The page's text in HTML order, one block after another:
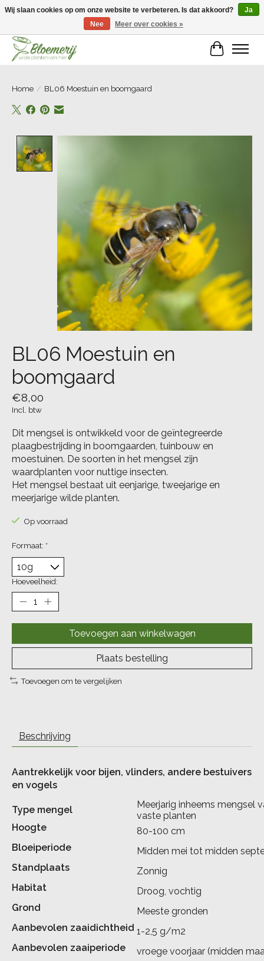
Home / BL06 Moestuin en boomgaard
BL06 Moestuin en
boomgaard
€8,00
Incl. btw
Dit mengsel is ontwikkeld voor de geïntegreerde
plaagbestrijding in boomgaarden, tuinbouw en
moestuinen. De soorten in het mengsel zijn
waardplanten voor nuttige insecten.
Het mengsel bestaat uit eenjarige, tweejarige en
meerjarige wilde planten.
Op voorraad
Formaat: *
Hoeveelheid:
Toevoegen aan winkelwagen
Plaats bestelling
Toevoegen om te vergelijken
Beschrijving
Aantrekkelijk voor bijen, vlinders, andere bestuivers
en vogels
Type mengel
Meerjarig inheems mengsel
vaste planten
Hoogte
80-100 cm
Bloeiperiode
Midden mei tot midden
Standplaats
Zonnig
Habitat
Droog, vochtig
Grond
Meeste gronden
Aanbevolen zaaidichtheid 1-2,5 g/m2
Aanbevolen zaaiperiode
vroege voorjaar (midden
Wij slaan cookies op om onze website te verbeteren. Is dat akkoord?
Ja
Nee
Meer over cookies »